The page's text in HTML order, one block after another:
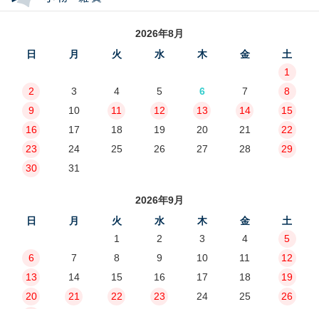
2026年8月
日
月 火 水 木 金
土
1
2
3 4 5 6 7
8
9
10 11 12 13 14
15
16
17 18 19 20 21
22
23
24 25 26 27 28
29
30
31
2026年9月
日
月 火 水 木 金
土
1
2 3 4
5
6
7 8 9 10 11
12
13
14 15 16 17 18
19
20
21 22 23 24 25
26